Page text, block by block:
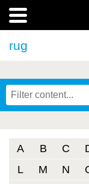
rug
A B C
L
M N